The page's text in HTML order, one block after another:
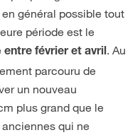
général possible tout
période est le
entre février et avril. Au
parcouru de
un nouveau
plus grand que le
qui ne